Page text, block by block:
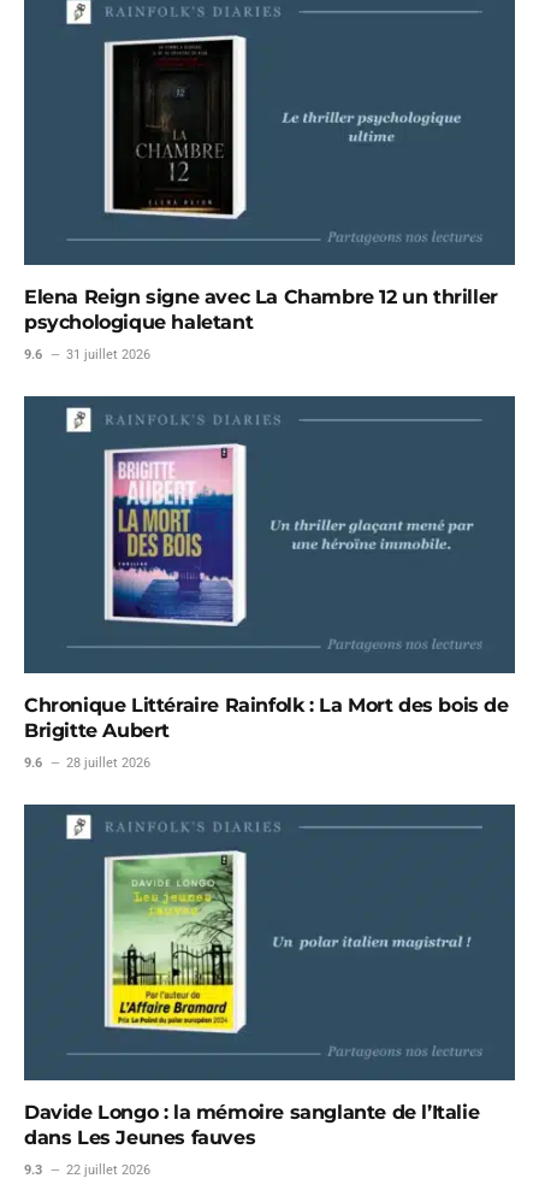
Elena Reign signe avec La Chambre 12 un thriller
psychologique haletant
9.6 31 juillet 2026
Chronique Littéraire Rainfolk : La Mort des bois de
Brigitte Aubert
9.6 28 juillet 2026
Davide Longo : la mémoire sanglante de l’Italie
dans Les Jeunes fauves
9.3 22 juillet 2026